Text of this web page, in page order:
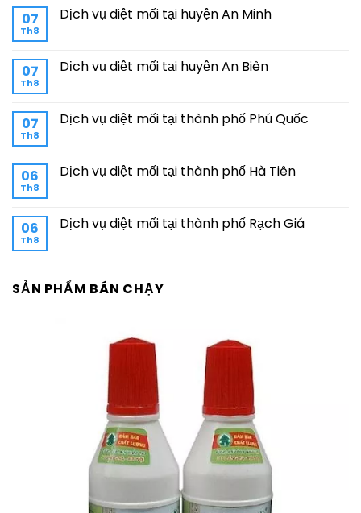
07
Th8
Dịch vụ diệt mối tại huyện An Minh
07
Th8
Dịch vụ diệt mối tại huyện An Biên
07
Th8
Dịch vụ diệt mối tại thành phố Phú Quốc
06
Th8
Dịch vụ diệt mối tại thành phố Hà Tiên
06
Th8
Dịch vụ diệt mối tại thành phố Rạch Giá
SẢN PHẨM BÁN CHẠY